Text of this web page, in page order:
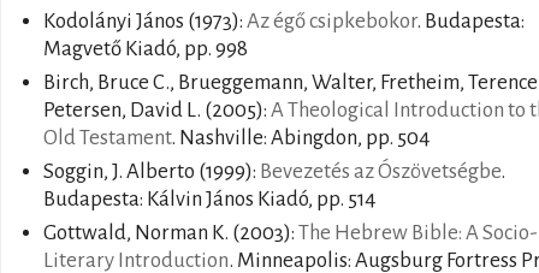
Kodolányi János (1973): Az égő csipkebokor. Budapesta:
Magvető Kiadó, pp. 998
Birch, Bruce C., Brueggemann, Walter, Fretheim, Terence
Petersen, David L. (2005): A Theological Introduction to
Old Testament. Nashville: Abingdon, pp. 504
Soggin, J. Alberto (1999): Bevezetés az Ószövetségbe.
Budapesta: Kálvin János Kiadó, pp. 514
Gottwald, Norman K. (2003): The Hebrew Bible: A Socio-
Literary Introduction. Minneapolis: Augsburg Fortress